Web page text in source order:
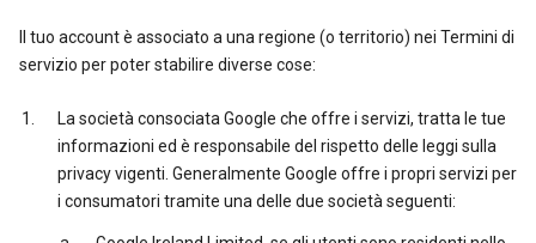
Il tuo account è associato a una regione (o territorio) nei Termini di
servizio per poter stabilire diverse cose:
La società consociata Google che offre i servizi, tratta le tue
informazioni ed è responsabile del rispetto delle leggi sulla
privacy vigenti. Generalmente Google offre i propri servizi per
i consumatori tramite una delle due società seguenti: